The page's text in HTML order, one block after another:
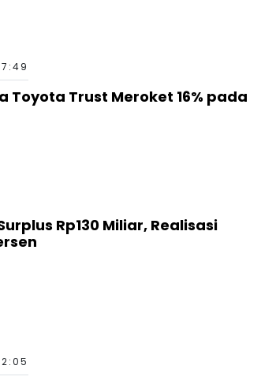
Toyota Trust Meroket 16% pada
Rp130 Miliar, Realisasi